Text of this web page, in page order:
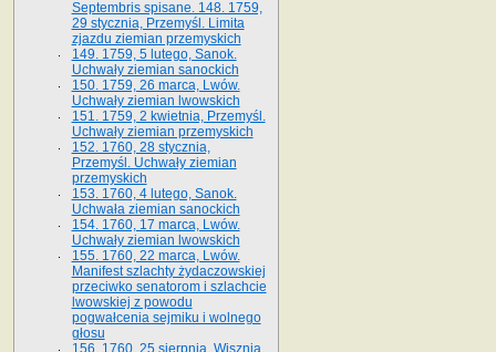
Septembris spisane. 148. 1759,
29 stycznia, Przemyśl. Limita
zjazdu ziemian przemyskich
149. 1759, 5 lutego, Sanok.
Uchwały ziemian sanockich
150. 1759, 26 marca, Lwów.
Uchwały ziemian lwowskich
151. 1759, 2 kwietnia, Przemyśl.
Uchwały ziemian przemyskich
152. 1760, 28 stycznia,
Przemyśl. Uchwały ziemian
przemyskich
153. 1760, 4 lutego, Sanok.
Uchwała ziemian sanockich
154. 1760, 17 marca, Lwów.
Uchwały ziemian lwowskich
155. 1760, 22 marca, Lwów.
Manifest szlachty żydaczowskiej
przeciwko senatorom i szlachcie
lwowskiej z po­wodu
pogwałcenia sejmiku i wolnego
głosu
156. 1760, 25 sierpnia, Wisznia.